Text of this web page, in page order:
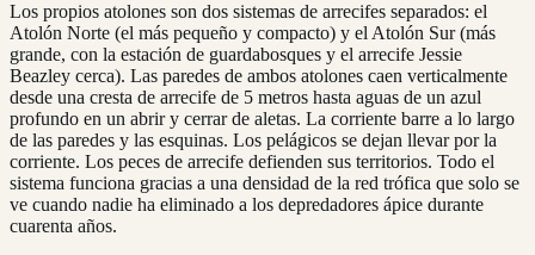
Los propios atolones son dos sistemas de arrecifes separados: el
Atolón Norte (el más pequeño y compacto) y el Atolón Sur (más
grande, con la estación de guardabosques y el arrecife Jessie
Beazley cerca). Las paredes de ambos atolones caen verticalmente
desde una cresta de arrecife de 5 metros hasta aguas de un azul
profundo en un abrir y cerrar de aletas. La corriente barre a lo largo
de las paredes y las esquinas. Los pelágicos se dejan llevar por la
corriente. Los peces de arrecife defienden sus territorios. Todo el
sistema funciona gracias a una densidad de la red trófica que solo se
ve cuando nadie ha eliminado a los depredadores ápice durante
cuarenta años.